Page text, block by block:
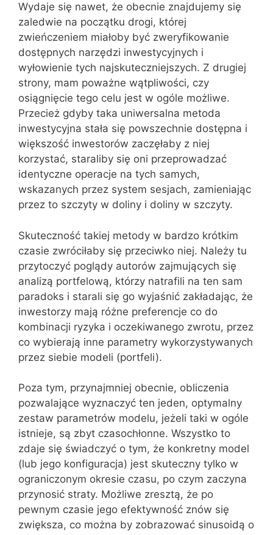
Wydaje się nawet, że obecnie znajdujemy się
zaledwie na początku drogi, której
zwieńczeniem miałoby być zweryfikowanie
dostępnych narzędzi inwestycyjnych i
wyłowienie tych najskuteczniejszych. Z drugiej
strony, mam poważne wątpliwości, czy
osiągnięcie tego celu jest w ogóle możliwe.
Przecież gdyby taka uniwersalna metoda
inwestycyjna stała się powszechnie dostępna i
większość inwestorów zaczęłaby z niej
korzystać, staraliby się oni przeprowadzać
identyczne operacje na tych samych,
wskazanych przez system sesjach, zamieniając
przez to szczyty w doliny i doliny w szczyty.
Skuteczność takiej metody w bardzo krótkim
czasie zwróciłaby się przeciwko niej. Należy tu
przytoczyć poglądy autorów zajmujących się
analizą portfelową, którzy natrafili na ten sam
paradoks i starali się go wyjaśnić zakładając, że
inwestorzy mają różne preferencje co do
kombinacji ryzyka i oczekiwanego zwrotu, przez
co wybierają inne parametry wykorzystywanych
przez siebie modeli (portfeli).
Poza tym, przynajmniej obecnie, obliczenia
pozwalające wyznaczyć ten jeden, optymalny
zestaw parametrów modelu, jeżeli taki w ogóle
istnieje, są zbyt czasochłonne. Wszystko to
zdaje się świadczyć o tym, że konkretny model
(lub jego konfiguracja) jest skuteczny tylko w
ograniczonym okresie czasu, po czym zaczyna
przynosić straty. Możliwe zresztą, że po
pewnym czasie jego efektywność znów się
zwiększa, co można by zobrazować sinusoidą o